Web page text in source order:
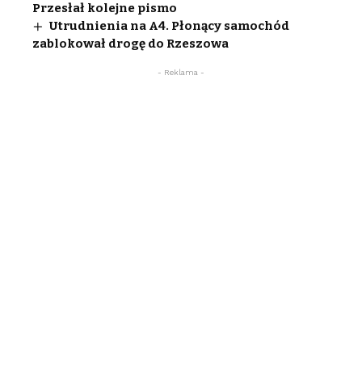
Przesłał kolejne pismo
Utrudnienia na A4. Płonący samochód
zablokował drogę do Rzeszowa
- Reklama -